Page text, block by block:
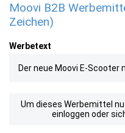
Moovi B2B
Zeichen)
Werbetext
Der neue Moovi E-
Um dieses Werbemittel
einloggen oder